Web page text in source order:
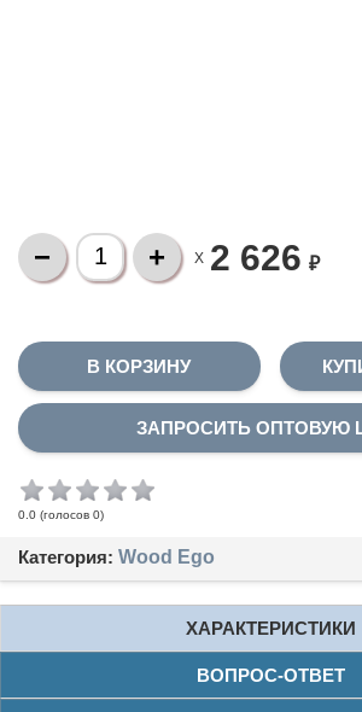
X 2 626 ₽
ЗАПРОСИТЬ ОПТОВУЮ
0.0 (голосов 0)
Категория: Wood Ego
ХАРАКТЕРИСТИКИ
ВОПРОС-ОТВЕТ